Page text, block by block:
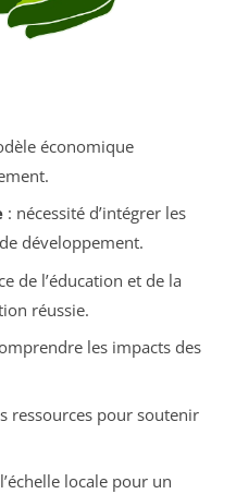
économique
: nécessité d’intégrer les
développement.
de l’éducation et de la
réussie.
les impacts des
ressources pour soutenir
locale pour un